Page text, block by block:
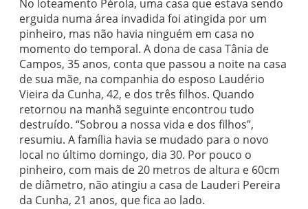
No loteamento Pérola, uma casa que estava sendo
erguida numa área invadida foi atingida por um
pinheiro, mas não havia ninguém em casa no
momento do temporal. A dona de casa Tânia de
Campos, 35 anos, conta que passou a noite na casa
de sua mãe, na companhia do esposo Laudério
Vieira da Cunha, 42, e dos três filhos. Quando
retornou na manhã seguinte encontrou tudo
destruído. “Sobrou a nossa vida e dos filhos”,
resumiu. A família havia se mudado para o novo
local no último domingo, dia 30. Por pouco o
pinheiro, com mais de 20 metros de altura e 60cm
de diâmetro, não atingiu a casa de Lauderi Pereira
da Cunha, 21 anos, que fica ao lado.